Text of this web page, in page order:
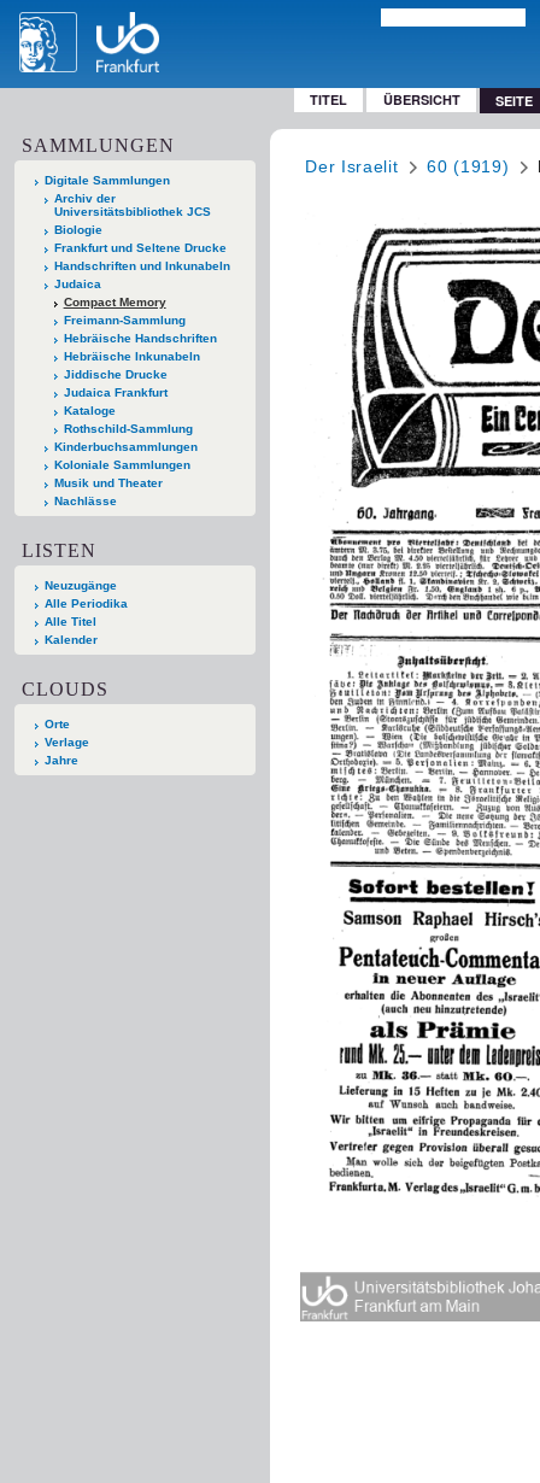
TITEL ÜBERSICHT SEITE
SAMMLUNGEN
Digitale Sammlungen
Archiv der
Universitätsbibliothek JCS
Biologie
Frankfurt und Seltene Drucke
Handschriften und Inkunabeln
Judaica
Compact Memory
Freimann-Sammlung
Hebräische Handschriften
Hebräische Inkunabeln
Jiddische Drucke
Judaica Frankfurt
Kataloge
Rothschild-Sammlung
Kinderbuchsammlungen
Koloniale Sammlungen
Musik und Theater
Nachlässe
LISTEN
Neuzugänge
Alle Periodika
Alle Titel
Kalender
CLOUDS
Orte
Verlage
Jahre
Der Israelit 60 (1919)